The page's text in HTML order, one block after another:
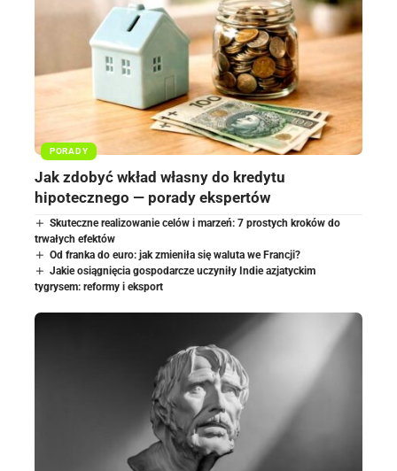
PORADY
Jak zdobyć wkład własny do kredytu
hipotecznego — porady ekspertów
Skuteczne realizowanie celów i marzeń: 7 prostych kroków do
trwałych efektów
Od franka do euro: jak zmieniła się waluta we Francji?
Jakie osiągnięcia gospodarcze uczyniły Indie azjatyckim
tygrysem: reformy i eksport